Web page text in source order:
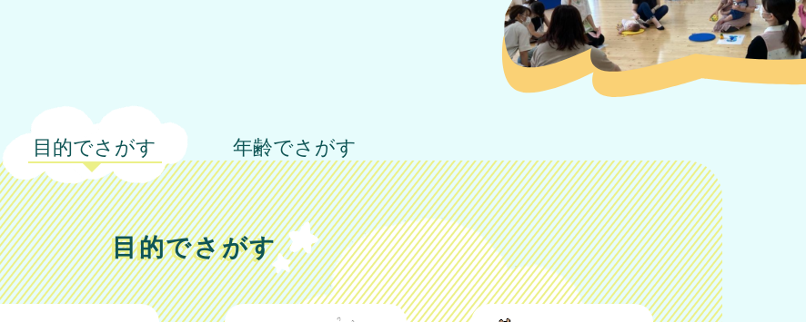
目的でさがす 年齢でさがす
目的でさがす